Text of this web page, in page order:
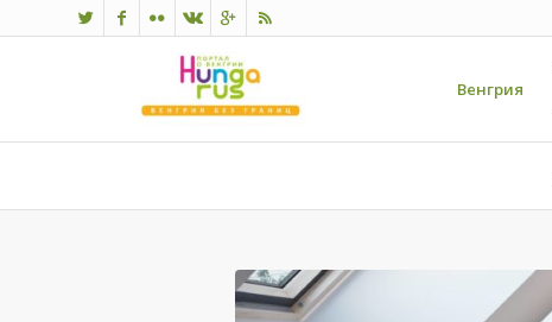
Венгрия